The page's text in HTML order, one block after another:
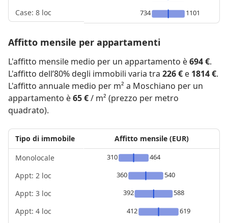
Case: 8 loc
734
1101
Affitto mensile per appartamenti
L'affitto mensile medio per un appartamento è694 €.
L'affitto dell’80% degli immobili varia tra 226 € e 1814 €.
L'affitto annuale medio per m² a Moschiano per un
appartamento è65 €/ m² (prezzo per metro
quadrato).
Tipo di immobile
Monolocale
Appt: 2 loc
Appt: 3 loc
Appt: 4 loc
Affitto mensile (EUR)
310
464
360
540
392
588
412
619